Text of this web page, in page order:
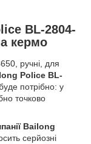
BL-2804-
кермо
ручні, для
Police BL-
потрібно: у
точково
Bailong
серйозні